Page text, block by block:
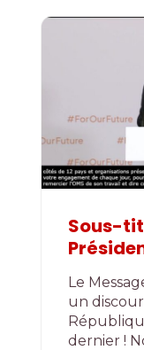
Sous-
Le
un
dernier !